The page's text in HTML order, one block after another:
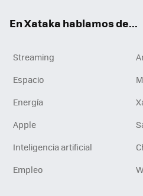
En Xataka hablamos de...
Streaming
Espacio
Energía
Apple
Inteligencia artificial
Empleo